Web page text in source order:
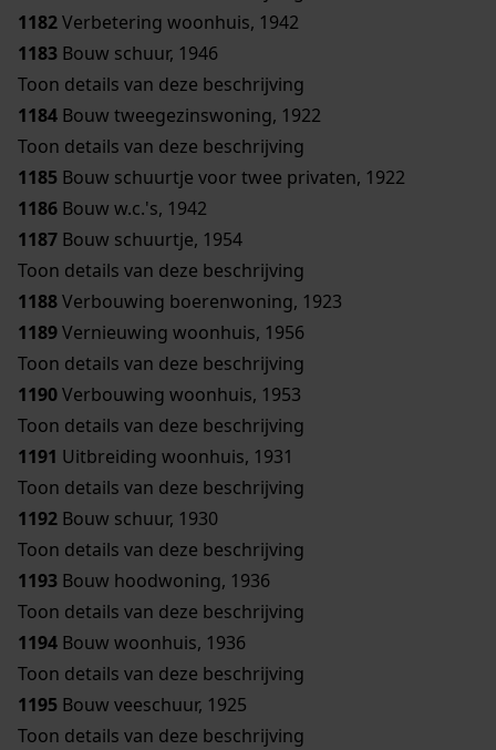
1182Verbetering woonhuis, 1942
1183 Bouw schuur, 1946
Toon details van deze beschrijving
1184 Bouw tweegezinswoning, 1922
Toon details van deze beschrijving
1185 Bouw schuurtje voor twee privaten, 1922
1186 Bouw w.c.'s, 1942
1187 Bouw schuurtje, 1954
Toon details van deze beschrijving
1188Verbouwing boerenwoning, 1923
1189Vernieuwing woonhuis, 1956
Toon details van deze beschrijving
1190Verbouwing woonhuis, 1953
Toon details van deze beschrijving
1191 Uitbreiding woonhuis, 1931
Toon details van deze beschrijving
1192 Bouw schuur, 1930
Toon details van deze beschrijving
1193 Bouw hoodwoning, 1936
Toon details van deze beschrijving
1194 Bouw woonhuis, 1936
Toon details van deze beschrijving
1195 Bouw veeschuur, 1925
Toon details van deze beschrijving